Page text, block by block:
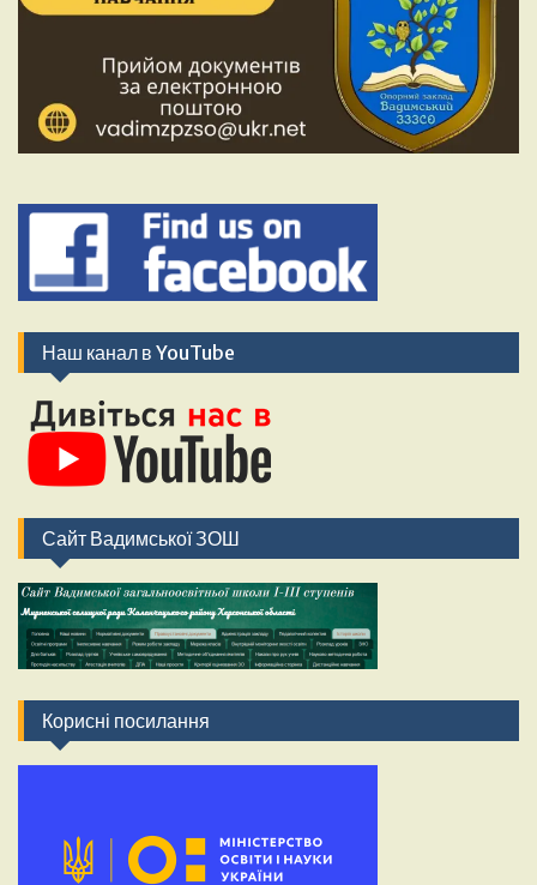
Наш канал в YouTube
Сайт Вадимської ЗОШ
Корисні посилання